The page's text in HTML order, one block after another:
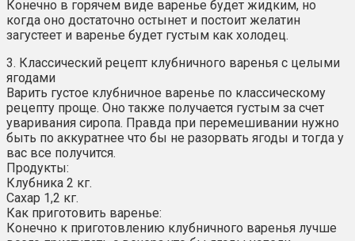
Конечно в горячем виде варенье будет жидким, но
когда оно достаточно остынет и постоит желатин
загустеет и варенье будет густым как холодец.
3. Классический рецепт клубничного варенья с целыми
ягодами
Варить густое клубничное варенье по классическому
рецепту проще. Оно также получается густым за счет
уваривания сиропа. Правда при перемешивании нужно
быть по аккуратнее что бы не разорвать ягоды и тогда у
вас все получится.
Продукты:
Клубника 2 кг.
Сахар 1,2 кг.
Как приготовить варенье:
Конечно к приготовлению клубничного варенья лучше